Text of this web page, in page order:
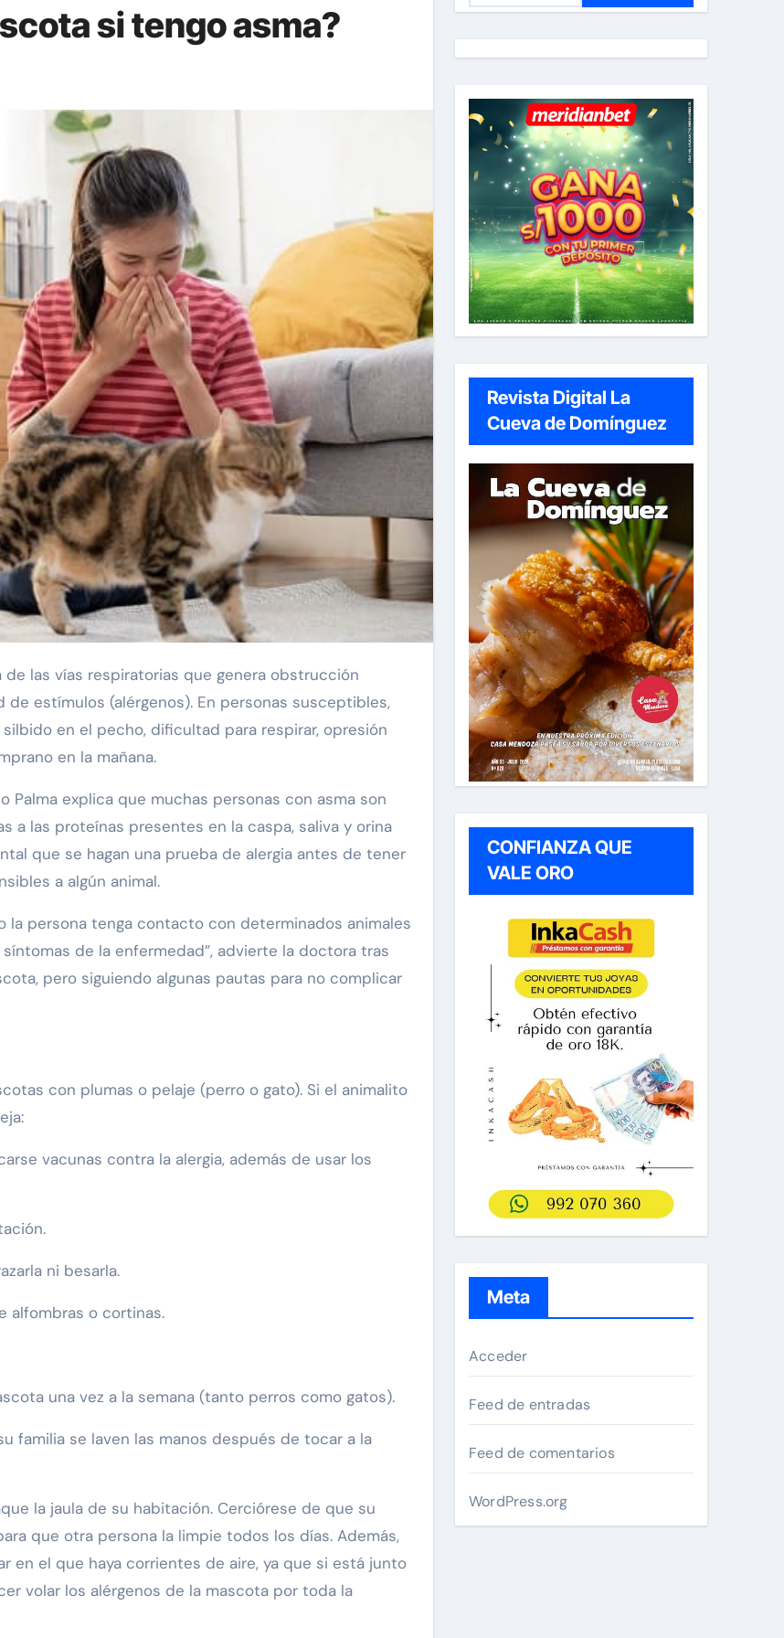
si tengo asma?
estímulos (alérgenos). En personas susceptibles,
en el pecho, dificultad para respirar, opresión
en la mañana.
Palma explica que muchas personas con asma son
a las proteínas presentes en la caspa, saliva y orina
que se hagan una prueba de alergia antes de tener
a algún animal.
la persona tenga contacto con determinados animales
de la enfermedad”, advierte la doctora tras
pero siguiendo algunas pautas para no complicar
con plumas o pelaje (perro o gato). Si el animalito
vacunas contra la alergia, además de usar los
ni besarla.
alfombras o cortinas.
una vez a la semana (tanto perros como gatos).
familia se laven las manos después de tocar a la
la jaula de su habitación. Cerciórese de que su
que otra persona la limpie todos los días. Además,
en el que haya corrientes de aire, ya que si está junto
volar los alérgenos de la mascota por toda la
r
:
Revista Digital La
Cueva de Domínguez
CONFIANZA QUE
VALE ORO
Meta
Acceder
Feed de entradas
Feed de comentarios
WordPress.org